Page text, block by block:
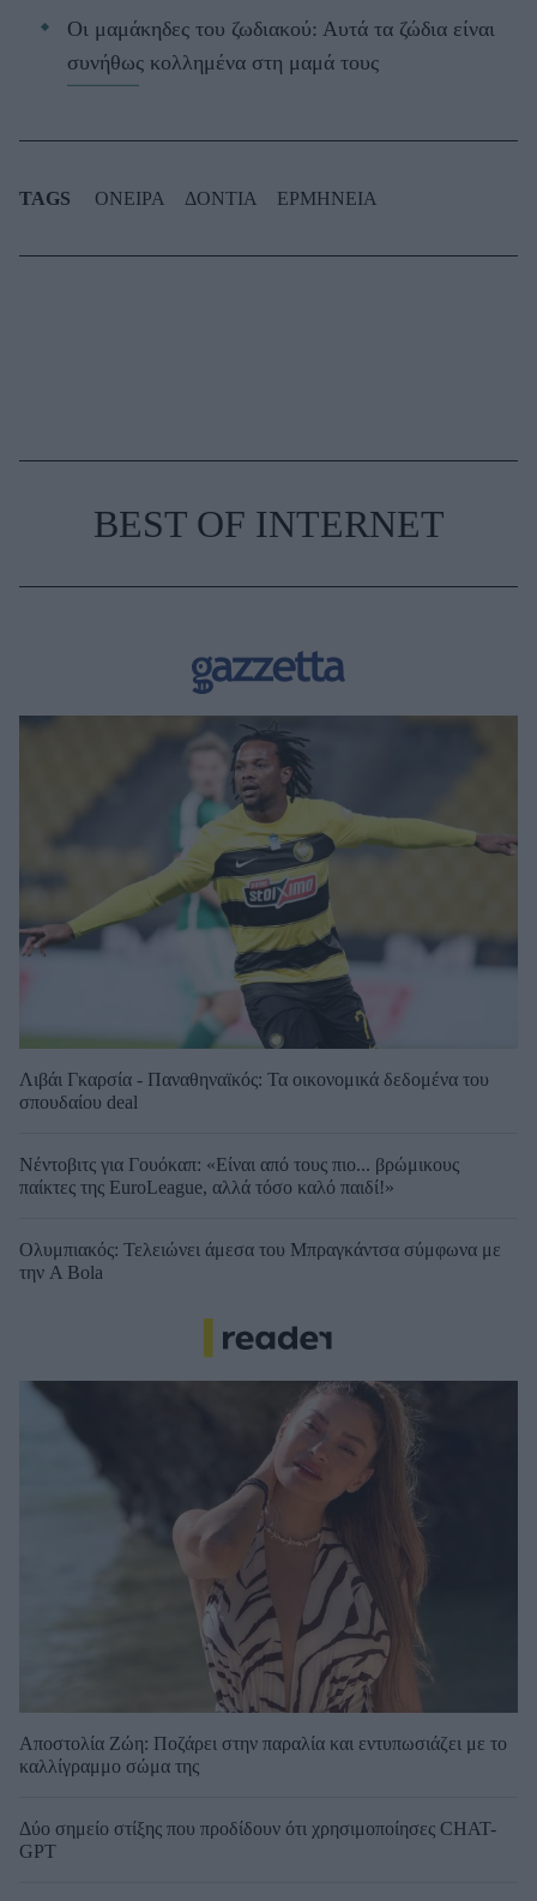
Οι μαμάκηδες του ζωδιακού: Αυτά τα ζώδια είναι
συνήθως κολλημένα στη μαμά τους
TAGS ΟΝΕΙΡΑ ΔΟΝΤΙΑ ΕΡΜΗΝΕΙΑ
BEST OF INTERNET
Λιβάι Γκαρσία - Παναθηναϊκός: Τα οικονομικά δεδομένα του
σπουδαίου deal
Νέντοβιτς για Γουόκαπ: «Είναι από τους πιο... βρώμικους
παίκτες της EuroLeague, αλλά τόσο καλό παιδί!»
Ολυμπιακός: Τελειώνει άμεσα του Μπραγκάντσα σύμφωνα με
την A Bola
Αποστολία Ζώη: Ποζάρει στην παραλία και εντυπωσιάζει με το
καλλίγραμμο σώμα της
Δύο σημείο στίξης που προδίδουν ότι χρησιμοποίησες CHAT-
GPT